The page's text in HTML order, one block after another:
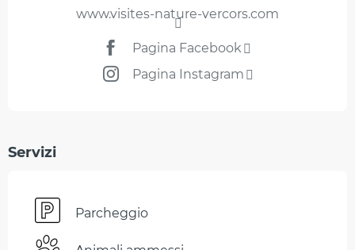
www.visites-nature-vercors.com
Pagina Facebook
Pagina Instagram
Servizi
Parcheggio